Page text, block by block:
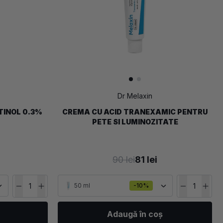
0.3%
Dr Melaxin
CREMA CU ACID TRANEXAMIC PENTRU
PETE SI LUMINOZITATE
90 lei81 lei
50 ml -10%
Adaugă în coș